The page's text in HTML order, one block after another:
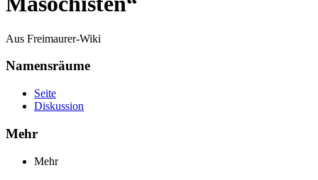
Aus Freimaurer-Wiki
Namensräume
Seite
Diskussion
Mehr
Mehr